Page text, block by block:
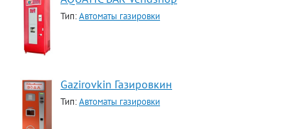
Тип:Автоматы газировки
Gazirovkin Газировкин
Тип:Автоматы газировки